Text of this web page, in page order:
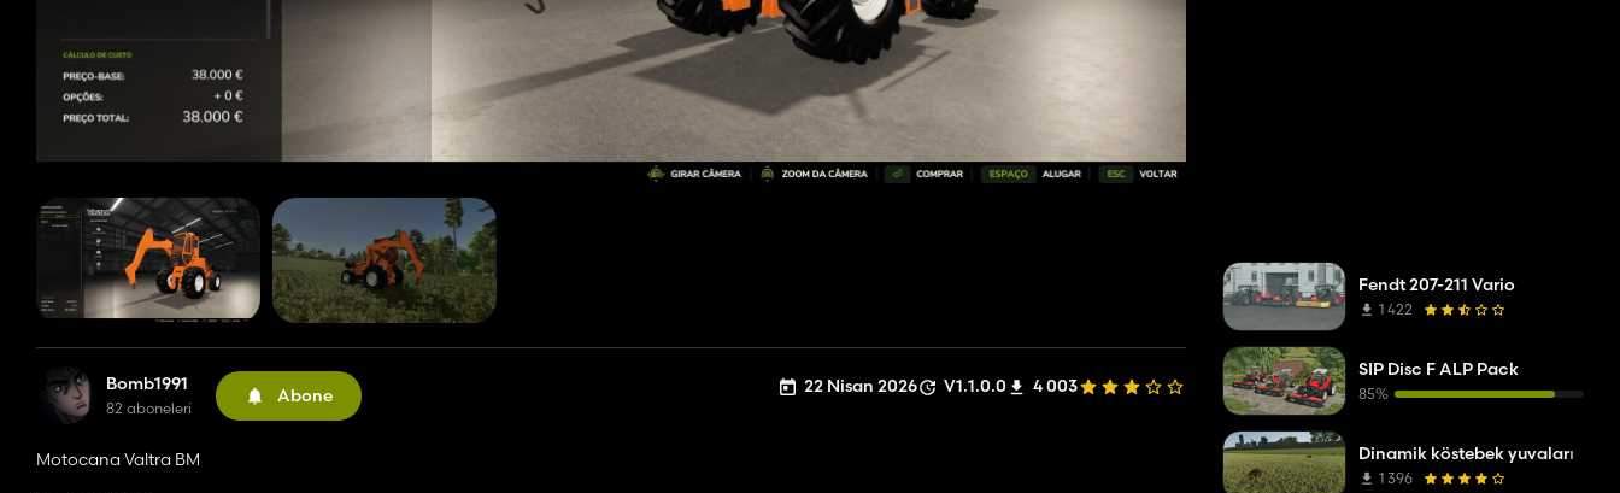
Bomb1991
82 aboneleri
Abone 22 Nisan 2026 V1.1.0.0 4 003
Motocana Valtra BM
Fendt 207-211 Vario
1 422
SIP Disc F ALP Pack
85%
Dinamik köstebek yuvaları
1 396